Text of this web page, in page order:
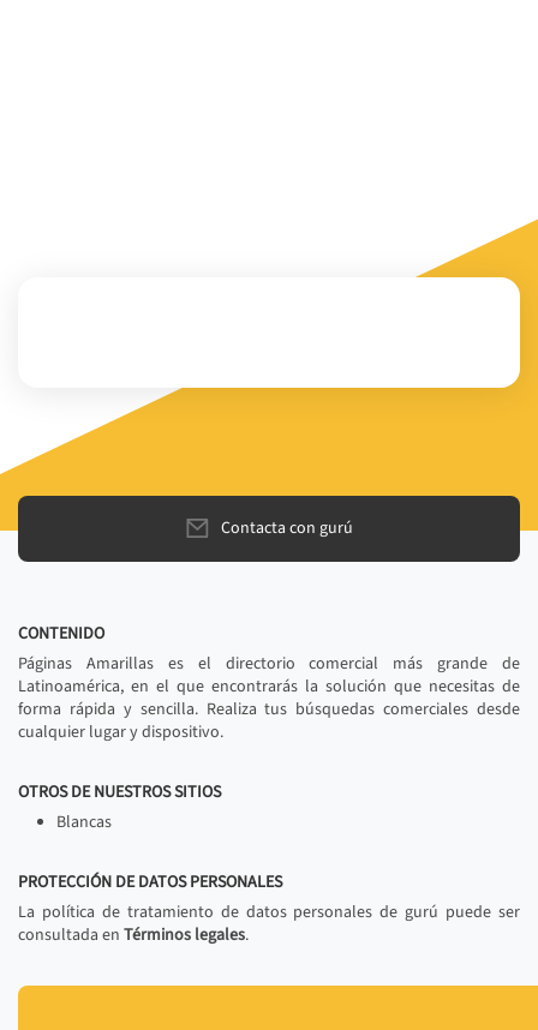
Contacta con gurú
CONTENIDO
Páginas Amarillas es el directorio comercial más grande de
Latinoamérica, en el que encontrarás la solución que necesitas de
forma rápida y sencilla. Realiza tus búsquedas comerciales desde
cualquier lugar y dispositivo.
OTROS DE NUESTROS SITIOS
Blancas
PROTECCIÓN DE DATOS PERSONALES
La política de tratamiento de datos personales de gurú puede ser
consultada en Términos legales.